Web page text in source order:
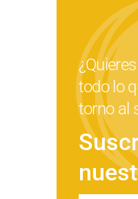
todo lo
torno al